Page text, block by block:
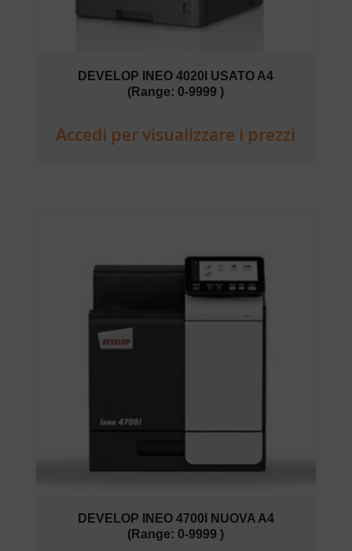
DEVELOP INEO 4020I USATO A4
(Range: 0-9999 )
Accedi per visualizzare i prezzi
DEVELOP INEO 4700I NUOVA A4
(Range: 0-9999 )